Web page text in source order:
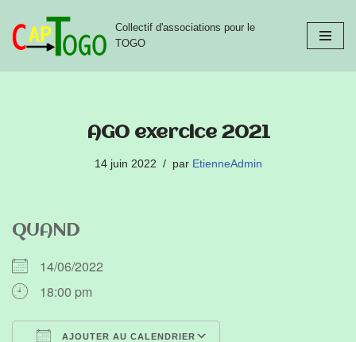
Aller
Collectif d'associations pour le
TOGO
AGO exercice 2021
14 juin 2022 par EtienneAdmin
QUAND
14/06/2022
18:00 pm
AJOUTER AU CALENDRIER